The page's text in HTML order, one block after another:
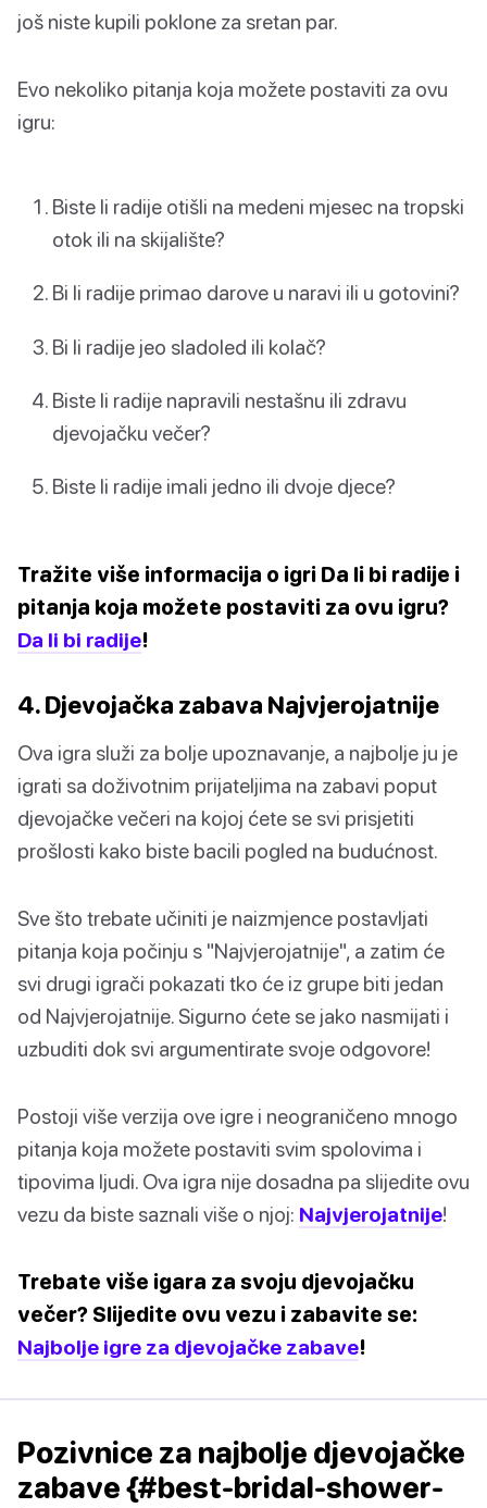
još niste kupili poklone za sretan par.
Evo nekoliko pitanja koja možete postaviti za ovu
igru:
Biste li radije otišli na medeni mjesec na tropski
otok ili na skijalište?
Bi li radije primao darove u naravi ili u gotovini?
Bi li radije jeo sladoled ili kolač?
Biste li radije napravili nestašnu ili zdravu
djevojačku večer?
Biste li radije imali jedno ili dvoje djece?
Tražite više informacija o igri Da li bi radije i
pitanja koja možete postaviti za ovu igru?
Da li bi radije!
4. Djevojačka zabava Najvjerojatnije
Ova igra služi za bolje upoznavanje, a najbolje ju je
igrati sa doživotnim prijateljima na zabavi poput
djevojačke večeri na kojoj ćete se svi prisjetiti
prošlosti kako biste bacili pogled na budućnost.
Sve što trebate učiniti je naizmjence postavljati
pitanja koja počinju s "Najvjerojatnije", a zatim će
svi drugi igrači pokazati tko će iz grupe biti jedan
od Najvjerojatnije. Sigurno ćete se jako nasmijati i
uzbuditi dok svi argumentirate svoje odgovore!
Postoji više verzija ove igre i neograničeno mnogo
pitanja koja možete postaviti svim spolovima i
tipovima ljudi. Ova igra nije dosadna pa slijedite ovu
vezu da biste saznali više o njoj: Najvjerojatnije!
Trebate više igara za svoju djevojačku
večer? Slijedite ovu vezu i zabavite se:
Najbolje igre za djevojačke zabave!
Pozivnice za najbolje djevojačke
zabave {#best-bridal-shower-